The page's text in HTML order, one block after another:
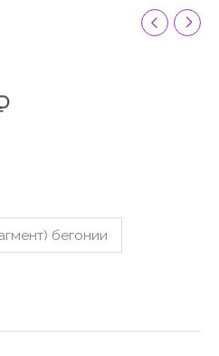
бегонии